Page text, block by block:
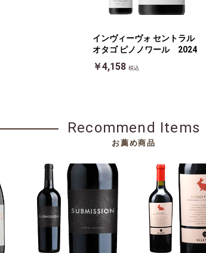
インヴィーヴォ セントラル
オタゴ ピノノワール 2024
￥4,158 税込
Recommend Items
お薦め商品